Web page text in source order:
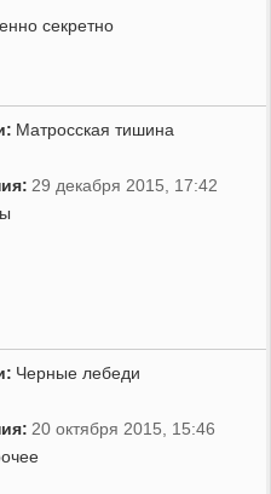
секретно
Матросская тишина
29 декабря 2015, 17:42
Черные лебеди
20 октября 2015, 15:46